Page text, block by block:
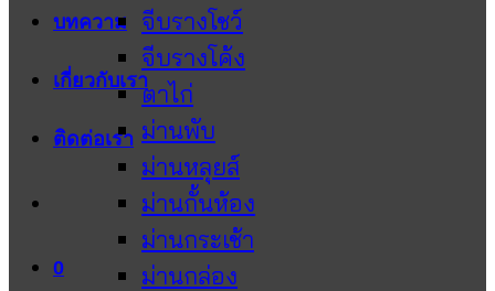
บทความ
เกี่ยวกับเรา
ติดต่อเรา
0
จีบรางโชว์
จีบรางโค้ง
ตาไก่
ม่านพับ
ม่านหลุยส์
ม่านกั้นห้อง
ม่านกระเช้า
ม่านกล่อง